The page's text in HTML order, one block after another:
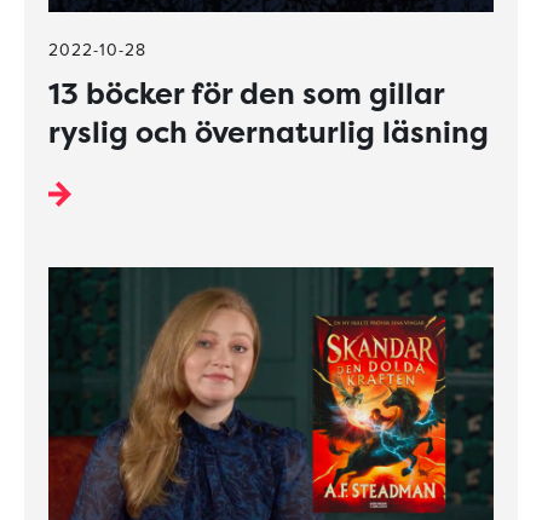
2022-10-28
13 böcker för den som gillar
ryslig och övernaturlig läsning